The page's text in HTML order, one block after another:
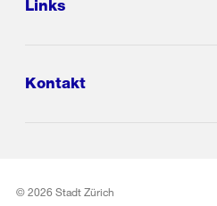
Links
Kontakt
© 2026 Stadt Zürich